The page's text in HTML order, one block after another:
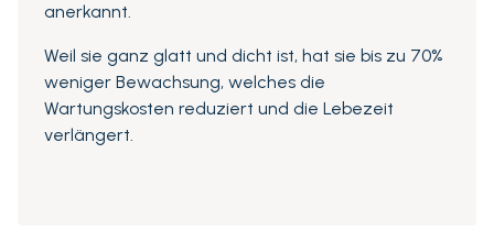
anerkannt.
Weil sie ganz glatt und dicht ist, hat sie bis zu 70%
weniger Bewachsung, welches die
Wartungskosten reduziert und die Lebezeit
verlängert.